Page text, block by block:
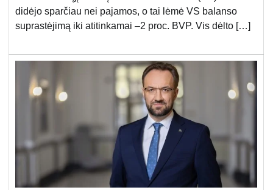
didėjo sparčiau nei pajamos, o tai lėmė VS balanso
suprastėjimą iki atitinkamai –2 proc. BVP. Vis dėlto […]